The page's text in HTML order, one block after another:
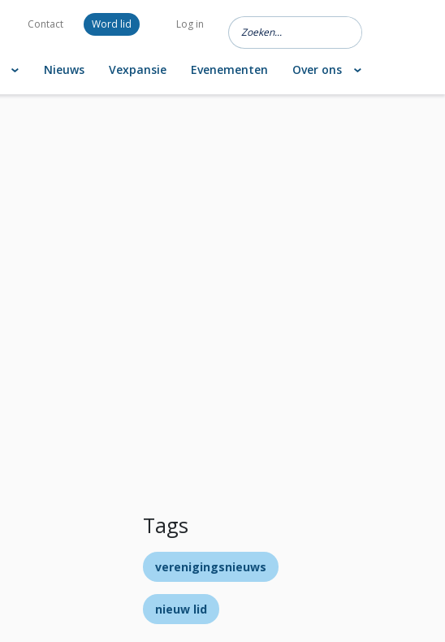
Contact Word lid Log in
Nieuws Vexpansie Evenementen Over ons
Tags
verenigingsnieuws
nieuw lid